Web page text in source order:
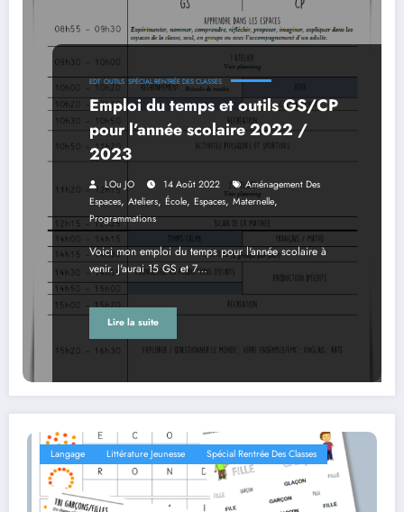
EDT OUTILS SPÉCIAL RENTRÉE DES CLASSES
Emploi du temps et outils GS/CP
pour l’année scolaire 2022 /
2023
LOu JO 14 Août 2022
Aménagement Des
Espaces, Ateliers, École, Espaces,Maternelle,
Programmations
Voici mon emploi du temps pour l'année scolaire à
venir. J'aurai 15 GS et 7…
Lire la suite
Langage Littérature Jeunesse Spécial Rentrée Des Classes